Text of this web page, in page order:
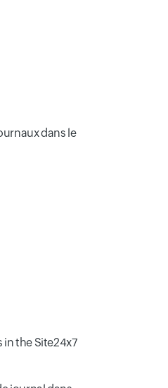
dans le
the Site24x7